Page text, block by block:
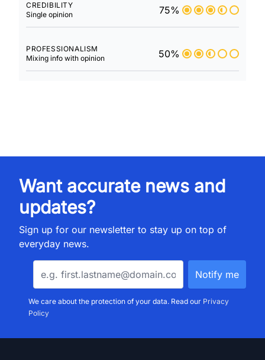
CREDIBILITY
Single opinion
75%
PROFESSIONALISM
Mixing info with opinion
50%
Want accurate news and
updates?
Sign up for our newsletter to stay up on top of
everyday news.
We care about the protection of your data. Read our Privacy
Policy